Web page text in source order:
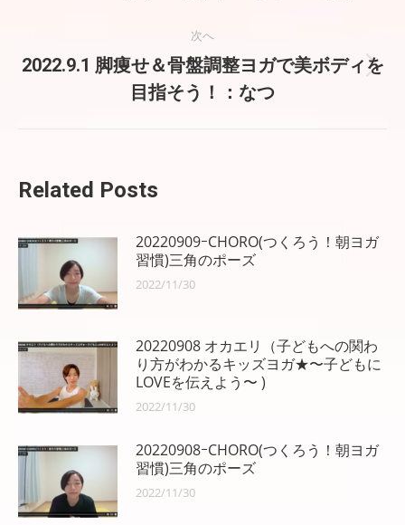
ビ
シ
稿:
次へ
次
の
2022.9.1 脚痩せ＆骨盤調整ヨガで美ボディを
目指そう！：なつ
Related Posts
20220909ｰCHORO(つくろう！朝ヨガ
習慣)三角のポーズ
2022/11/30
20220908 オカエリ（子どもへの関わ
り方がわかるキッズヨガ★〜子どもに
LOVEを伝えよう〜 )
2022/11/30
20220908ｰCHORO(つくろう！朝ヨガ
習慣)三角のポーズ
2022/11/30